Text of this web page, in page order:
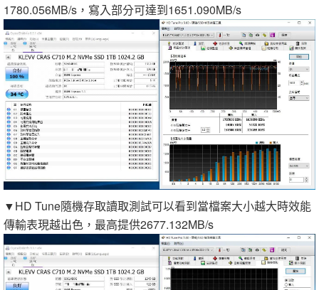
1780.056MB/s，寫入部分可達到1651.090MB/s
▼HD Tune隨機存取讀取測試可以看到當檔案大小越大時效能
傳輸表現越出色，最高提供2677.132MB/s